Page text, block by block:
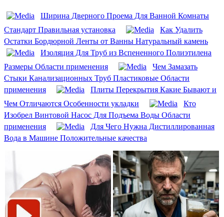
Ширина Дверного Проема Для Ванной Комнаты
Стандарт Правильная установка
Как Удалить
Остатки Бордюрной Ленты от Ванны Натуральный камень
Изоляция Для Труб из Вспененного Полиэтилена
Размеры Области применения
Чем Замазать
Стыки Канализационных Труб Пластиковые Области
применения
Плиты Перекрытия Какие Бывают и
Чем Отличаются Особенности укладки
Кто
Изобрел Винтовой Насос Для Подъема Воды Области
применения
Для Чего Нужна Дистиллированная
Вода в Машине Положительные качества